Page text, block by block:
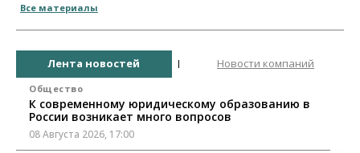
Все материалы
Лента новостей Новости компаний
Общество
К современному юридическому образованию в
России возникает много вопросов
08 Августа 2026, 17:00